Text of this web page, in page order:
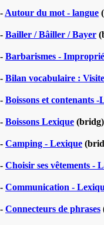
- Autour du mot - langue
- Bailler / Bâiller / Bayer
- Barbarismes -
- Bilan vocabulaire :
- Boissons et contenants -
- Boissons Lexique (bridg)
- Camping - Lexique
- Choisir ses vêtements -
- Communication -
- Connecteurs de phrases